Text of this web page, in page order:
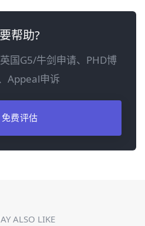
帮助?
国G5/牛剑申请、PHD博
Appeal申诉
免费评估
ALSO LIKE